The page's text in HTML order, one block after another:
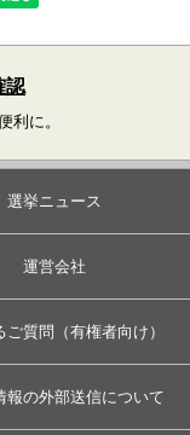
認
利に。
選挙ニュース
運営会社
ご質問（有権者向け）
報の外部送信について